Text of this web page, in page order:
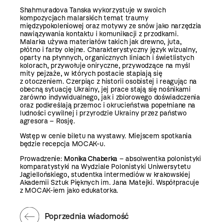
Shahmuradova Tanska wykorzystuje w swoich
kompozycjach malarskich temat traumy
międzypokoleniowej oraz motywy ze snów jako narzędzia
nawiązywania kontaktu i komunikacji z przodkami.
Malarka używa materiałów takich jak drewno, juta,
płótno i farby olejne. Charakterystyczny język wizualny,
oparty na płynnych, organicznych liniach i świetlistych
kolorach, przywołuje oniryczne, przywodzące na myśl
mity pejzaże, w których postacie stapiają się
z otoczeniem. Czerpiąc z historii osobistej i reagując na
obecną sytuację Ukrainy, jej prace stają się nośnikami
zarówno indywidualnego, jak i zbiorowego doświadczenia
oraz podkreślają przemoc i okrucieństwa popełniane na
ludności cywilnej i przyrodzie Ukrainy przez państwo
agresora – Rosję.
Wstęp w cenie biletu na wystawy. Miejscem spotkania
będzie recepcja MOCAK-u.
Prowadzenie: Monika Chaberka – absolwentka polonistyki
komparatystyki na Wydziale Polonistyki Uniwersytetu
Jagiellońskiego, studentka intermediów w krakowskiej
Akademii Sztuk Pięknych im. Jana Matejki. Współpracuje
z MOCAK-iem jako edukatorka.
Poprzednia wiadomość